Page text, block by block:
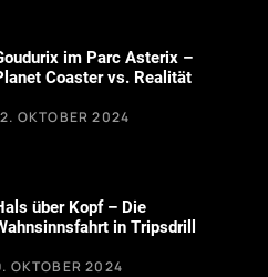
im Parc Asterix –
Coaster vs. Realität
OKTOBER 2024
über Kopf – Die
in Tripsdrill
OKTOBER 2024